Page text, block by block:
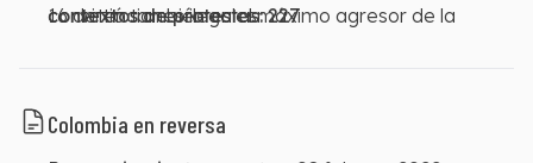
16 detenciones ilegales.
convirtió también en el máximo agresor de la
Total de agresiones de fuerza pública durante
contextos de protestas: 227
Colombia en reversa